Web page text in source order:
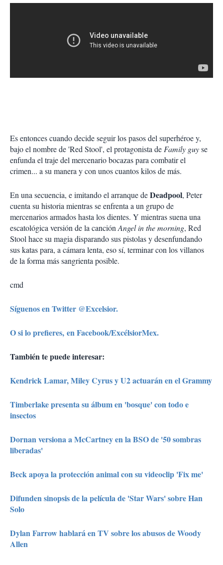
Es entonces cuando decide seguir los pasos del superhéroe y,
bajo el nombre de 'Red Stool', el protagonista de Family guyse
enfunda el traje del mercenario bocazas para combatir el
crimen... a su manera y con unos cuantos kilos de más.
En una secuencia, e imitando el arranque deDeadpool, Peter
cuenta su historia mientras se enfrenta a un grupo de
mercenarios armados hasta los dientes. Y mientras suena una
escatológica versión de la canción Angel in the morning, Red
Stool hace su magia disparando sus pistolas y desenfundando
sus katas para, a cámara lenta, eso sí, terminar con los villanos
de la forma más sangrienta posible.
cmd
Síguenos en Twitter @Excelsior.
O si lo prefieres, en Facebook/ExcélsiorMex.
También te puede interesar:
Kendrick Lamar, Miley Cyrus y U2 actuarán en el Grammy
Timberlake presenta su álbum en 'bosque' con todo e
insectos
Dornan versiona a McCartney en la BSO de '50 sombras
liberadas'
Beck apoya la protección animal con su videoclip 'Fix me'
Difunden sinopsis de la película de 'Star Wars' sobre Han
Solo
Dylan Farrow hablará en TV sobre los abusos de Woody
Allen